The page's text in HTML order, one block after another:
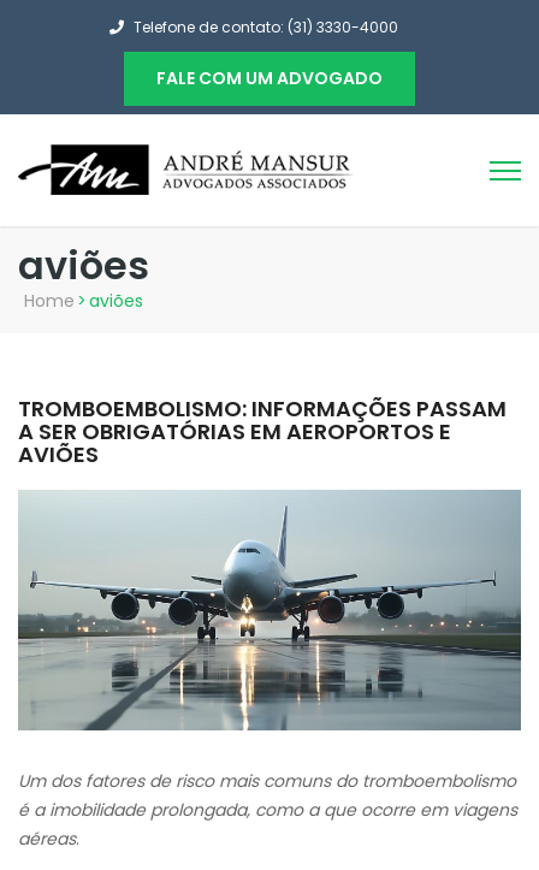
Telefone de contato: (31) 3330-4000
FALE COM UM ADVOGADO
aviões
Home > aviões
TROMBOEMBOLISMO: INFORMAÇÕES PASSAM
A SER OBRIGATÓRIAS EM AEROPORTOS E
AVIÕES
Um dos fatores de risco mais comuns do tromboembolismo
é a imobilidade prolongada, como a que ocorre em viagens
aéreas.